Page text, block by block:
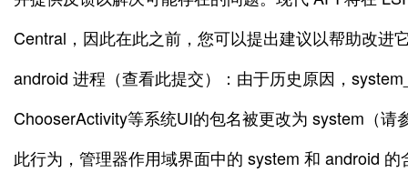
Central，因此在此之前，您可以提出建议以帮助改进
android 进程（查看此提交）：由于历史原因，
ChooserActivity等系统UI的包名被更改为 system（请
此行为，管理器作用域界面中的 system 和 android